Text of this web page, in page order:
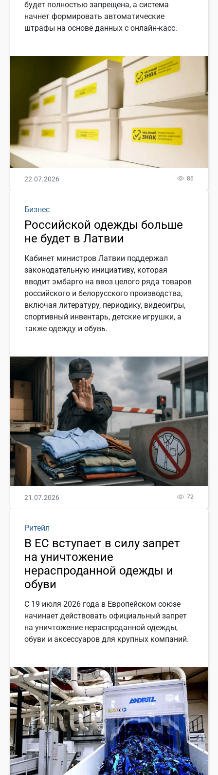
будет полностью запрещена, а система
начнет формировать автоматические
штрафы на основе данных с онлайн-касс.
22.07.2026 86
Бизнес
Российской одежды больше
не будет в Латвии
Кабинет министров Латвии поддержал
законодательную инициативу, которая
вводит эмбарго на ввоз целого ряда товаров
российского и белорусского производства,
включая литературу, периодику, видеоигры,
спортивный инвентарь, детские игрушки, а
также одежду и обувь.
21.07.2026 72
Ритейл
В ЕС вступает в силу запрет
на уничтожение
нераспроданной одежды и
обуви
С 19 июля 2026 года в Европейском союзе
начинает действовать официальный запрет
на уничтожение нераспроданной одежды,
обуви и аксессуаров для крупных компаний.